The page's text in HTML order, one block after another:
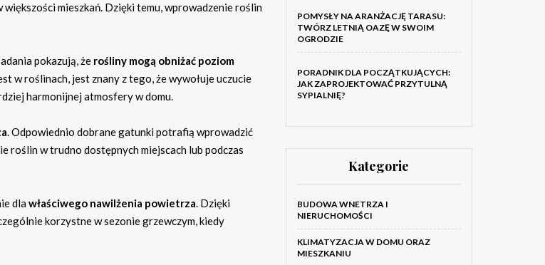
mieszkań. Dzięki temu, wprowadzenie roślin
pokazują, że rośliny mogą obniżać poziom
w roślinach, jest znany z tego, że wywołuje uczucie
harmonijnej atmosfery w domu.
. Odpowiednio dobrane gatunki potrafią wprowadzić
roślin w trudno dostępnych miejscach lub podczas
dlawłaściwego nawilżenia powietrza. Dzięki
korzystne w sezonie grzewczym, kiedy
POMYSŁY NA ARANŻACJĘ TARASU:
TWÓRZ LETNIĄ OAZĘ W SWOIM
OGRODZIE
PORADNIK DLA POCZĄTKUJĄCYCH:
JAK ZAPROJEKTOWAĆ PRZYTULNĄ
SYPIALNIĘ?
Kategorie
BUDOWA WNETRZA I
NIERUCHOMOŚCI
KLIMATYZACJA W DOMU ORAZ
MIESZKANIU